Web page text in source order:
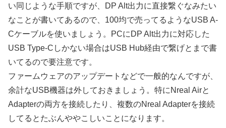
い同じような手順ですが、DP Alt出力に直接繋ぐなみたい
なことが書いてあるので、100均で売ってるようなUSB A-
Cケーブルを使いましょう。PCにDP Alt出力に対応した
USB Type-Cしかない場合はUSB Hub経由で繋げとまで書
いてるので要注意です。
ファームウェアのアップデートなどで一般的なんですが、
余計なUSB機器は外しておきましょう。特にNreal Airと
Adapterの両方を接続したり、複数のNreal Adapterを接続
してるとたぶんややこしいことになります。